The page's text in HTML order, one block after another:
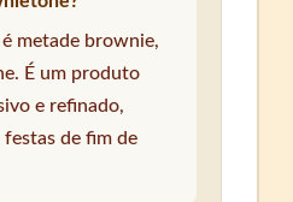
metade brownie,
É um produto
e refinado,
de fim de